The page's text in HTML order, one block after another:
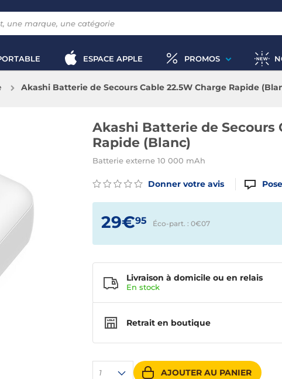
ESPACE APPLE PROMOS
Akashi Batterie de Secours Cable 22.5W Charge Rapide
Akashi Batterie de Secours
Rapide (Blanc)
Batterie externe 10 000 mAh
Donner votre avis
29€95 Éco-part. : 0€07
1 AJOUTER AU PANIER
Livraison à domicile ou en relais
En stock
Retrait en boutique